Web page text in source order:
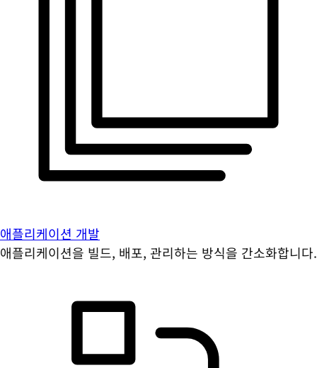
애플리케이션 개발
애플리케이션을 빌드, 배포, 관리하는 방식을 간소화합니다.